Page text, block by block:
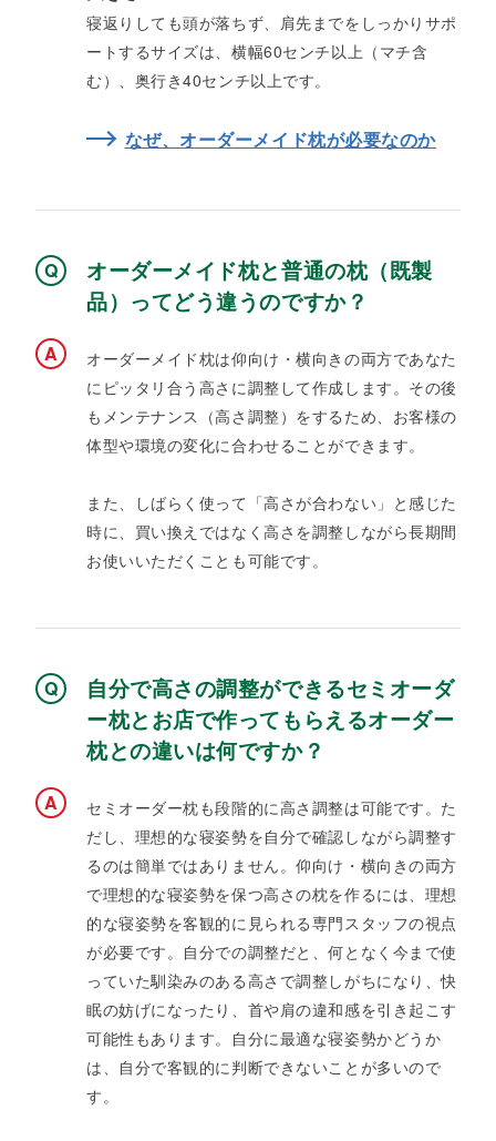
寝返りしても頭が落ちず、肩先までをしっかりサポ
ートするサイズは、横幅60センチ以上（マチ含
む）、奥行き40センチ以上です。
なぜ、オーダーメイド枕が必要なのか​
オーダーメイド枕と普通の枕（既製
品）ってどう違うのですか？
オーダーメイド枕は仰向け・横向きの両方であなた
にピッタリ合う高さに調整して作成します。その後
もメンテナンス（高さ調整）をするため、お客様の
体型や環境の変化に合わせることができます。​
また、しばらく使って「高さが合わない」と感じた
時に、買い換えではなく高さを調整しながら長期間
お使いいただくことも可能です。
自分で高さの調整ができるセミオーダ
ー枕とお店で作ってもらえるオーダー
枕との違いは何ですか？
セミオーダー枕も段階的に高さ調整は可能です。た
だし、理想的な寝姿勢を自分で確認しながら調整す
るのは簡単ではありません。仰向け・横向きの両方
で理想的な寝姿勢を保つ高さの枕を作るには、理想
的な寝姿勢を客観的に見られる専門スタッフの視点
が必要です。自分での調整だと、何となく今まで使
っていた馴染みのある高さで調整しがちになり、快
眠の妨げになったり、首や肩の違和感を引き起こす
可能性もあります。自分に最適な寝姿勢かどうか
は、自分で客観的に判断できないことが多いので
す。​